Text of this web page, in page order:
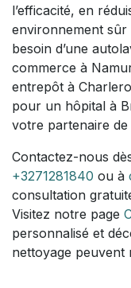
l’efficacité, en
environnement sûr
besoin d’une
commerce à
entrepôt à
pour un hôpital à
votre partenaire
Contactez-nous
+3271281840 ou à
consultation
Visitez notre page
personnalisé et
nettoyage peuvent